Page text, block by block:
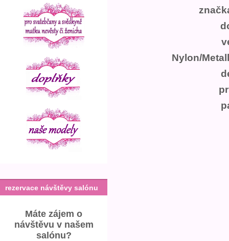
rezervace návštěvy salónu
Máte zájem o
návštěvu v našem
salónu?
Nylon/